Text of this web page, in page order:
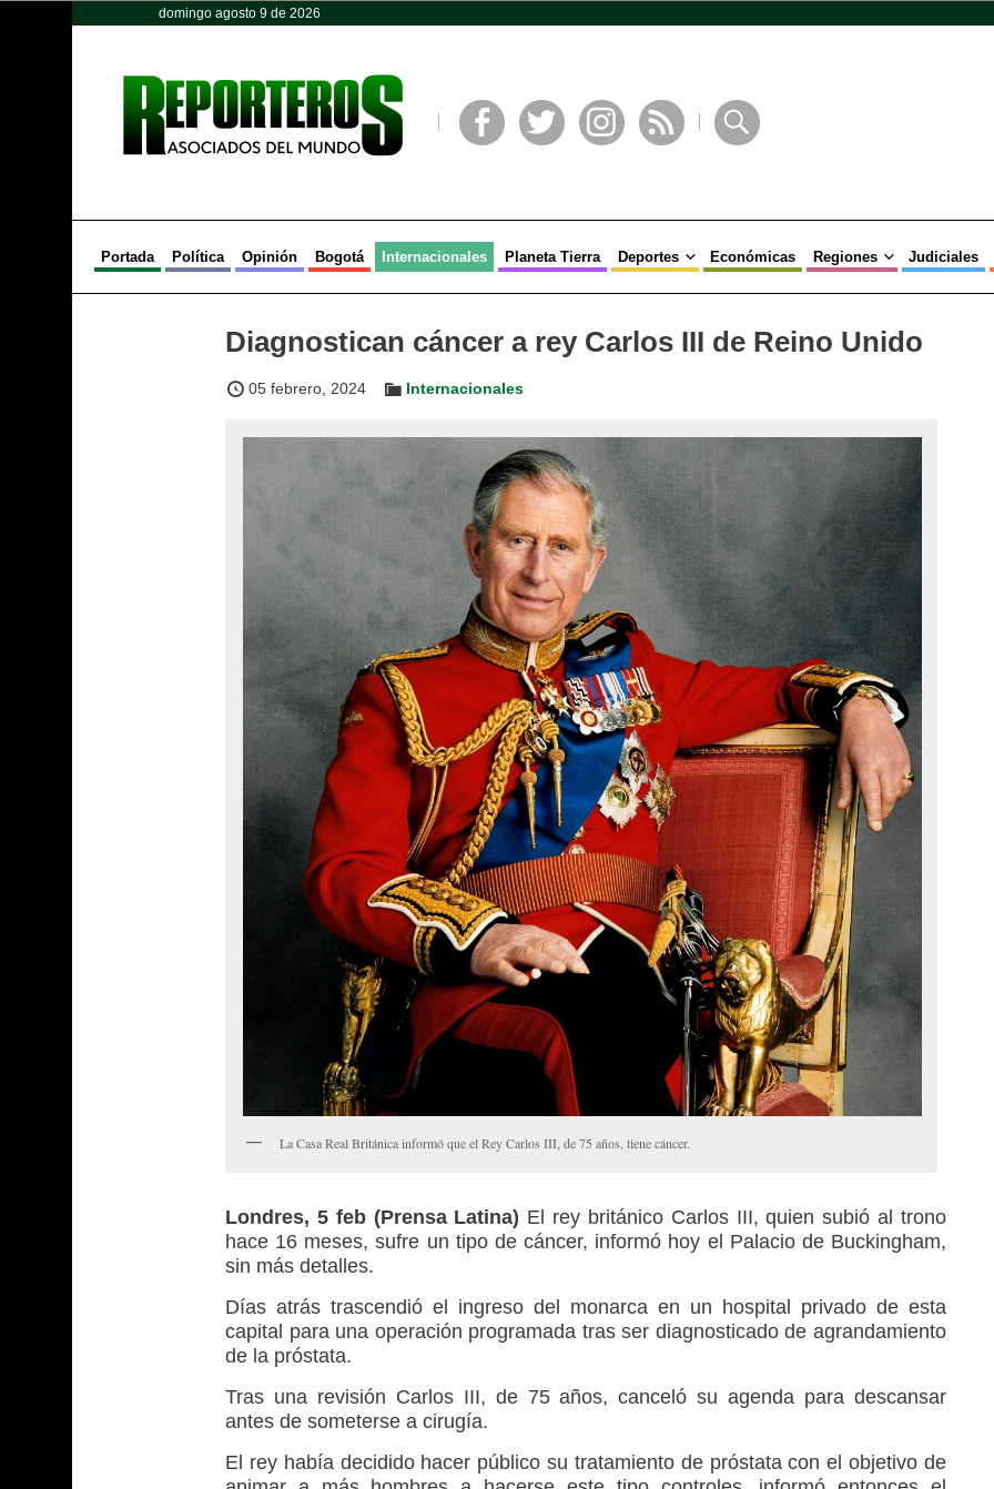
domingo agosto 9 de 2026
Portada Política Opinión Bogotá Internacionales Planeta Tierra Deportes Económicas Regiones Judiciales
Diagnostican cáncer a rey Carlos III de Reino Unido
05 febrero, 2024 Internacionales
La Casa Real Británica informó que el Rey Carlos III, de 75 años, tiene cáncer.
Londres, 5 feb (Prensa Latina) El rey británico Carlos III, quien subió al trono
hace 16 meses, sufre un tipo de cáncer, informó hoy el Palacio de Buckingham,
sin más detalles.
Días atrás trascendió el ingreso del monarca en un hospital privado de esta
capital para una operación programada tras ser diagnosticado de agrandamiento
de la próstata.
Tras una revisión Carlos III, de 75 años, canceló su agenda para descansar
antes de someterse a cirugía.
El rey había decidido hacer público su tratamiento de próstata con el objetivo de
Opinión Política